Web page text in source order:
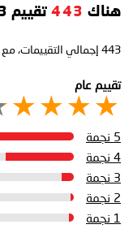
هناك 443تقييم Tracmax X Privilo TX3
443 إجمالي التقييمات، مع
تقييم عام
5 نجمة
4 نجمة
3 نجمة
2 نجمة
1 نجمة